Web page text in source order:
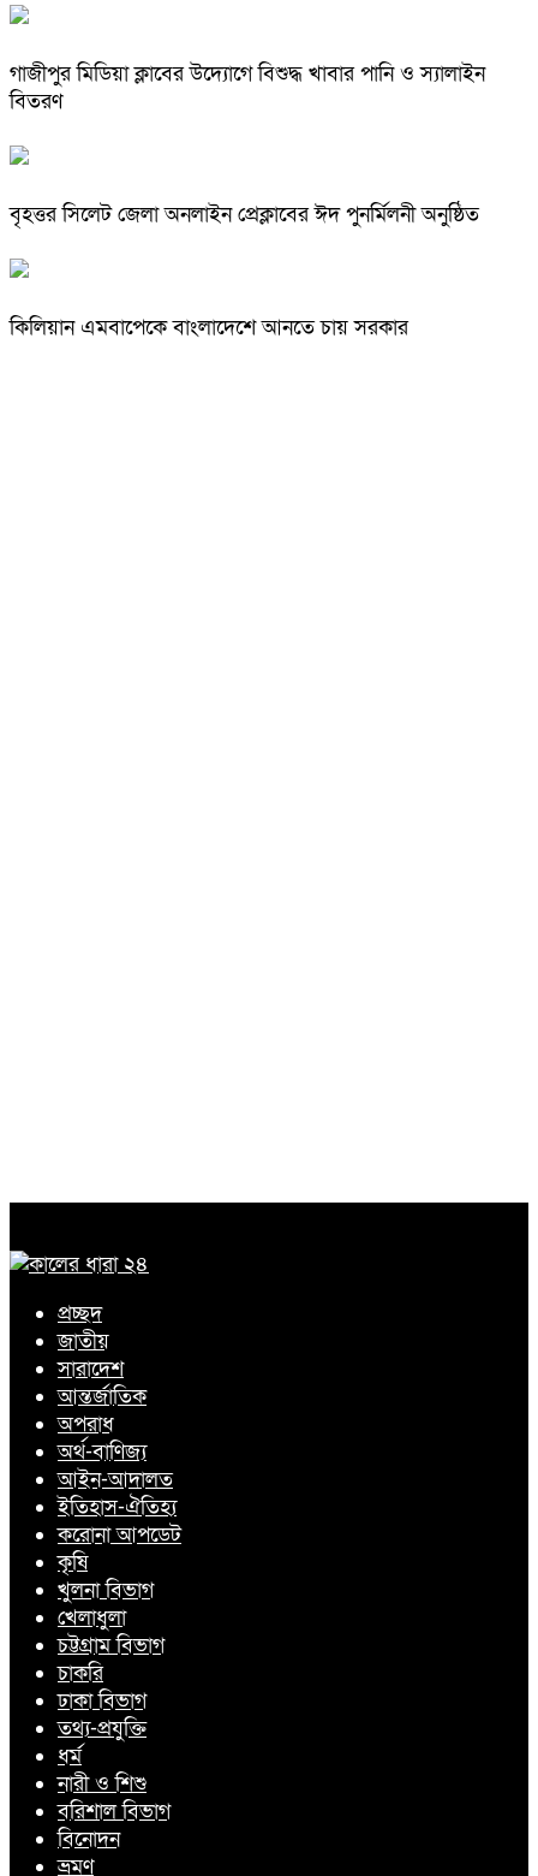
গাজীপুর মিডিয়া ক্লাবের উদ্যোগে বিশুদ্ধ খাবার পানি ও স্যালাইন
বিতরণ
বৃহত্তর সিলেট জেলা অনলাইন প্রেক্লাবের ঈদ পুনর্মিলনী অনুষ্ঠিত
কিলিয়ান এমবাপেকে বাংলাদেশে আনতে চায় সরকার
প্রচ্ছদ
জাতীয়
সারাদেশ
আন্তর্জাতিক
অপরাধ
অর্থ-বাণিজ্য
আইন-আদালত
ইতিহাস-ঐতিহ্য
করোনা আপডেট
কৃষি
খুলনা বিভাগ
খেলাধুলা
চট্টগ্রাম বিভাগ
চাকরি
ঢাকা বিভাগ
তথ্য-প্রযুক্তি
ধর্ম
নারী ও শিশু
বরিশাল বিভাগ
বিনোদন
ভ্রমণ